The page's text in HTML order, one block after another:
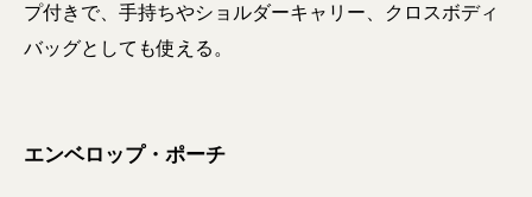
プ付きで、手持ちやショルダーキャリー、クロスボディ
バッグとしても使える。
エンベロップ・ポーチ